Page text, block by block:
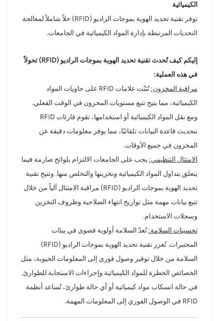
الكيميائية
توفر تقنية تحديد الهوية بموجات الراديو (RFID) حلاً شاملاً لمعالجة
التحديات المرتبطة بإدارة المواد الكيميائية في الجامعات.
إليكم كيف تُحدث تقنية تحديد الهوية بموجات الراديو (RFID) تحولاً
في هذه العملية:
مراقبة المخزون:
تُثبّت علامات RFID على حاويات المواد
الكيميائية، مما يتيح تتبع مستويات المخزون في الوقت الفعلي.
ومع نقل المواد الكيميائية أو استخدامها، تقوم قارئات RFID
بتحديث قاعدة البيانات تلقائيًا، مما يوفر معلومات دقيقة عن
المخزون في جميع الأوقات.
الامتثال التنظيمي: يجب على الجامعات الالتزام بلوائح صارمة فيما
يتعلق بتداول المواد الكيميائية وتخزينها والتخلص منها. وتتيح تقنية
تحديد الهوية بموجات الراديو (RFID) مراقبة الامتثال آلياً من خلال
تتبع بيانات مهمة مثل تواريخ انتهاء الصلاحية وظروف التخزين
وسجلات الاستخدام.
تحسينات السلامة:تُعدّ السلامة أولوية قصوى في بيئات
المختبرات. تُعزز تقنية تحديد الهوية بموجات الراديو (RFID)
السلامة من خلال توفير وصول فوري إلى المعلومات الحيوية، مثل
الخصائص الخطرة للمواد الكيميائية وإجراءات الاستجابة للطوارئ.
في حالة انسكاب مواد كيميائية أو أي حالة طوارئ، تُساعد أنظمة
RFID في الوصول الفوري إلى المعلومات المهمة.